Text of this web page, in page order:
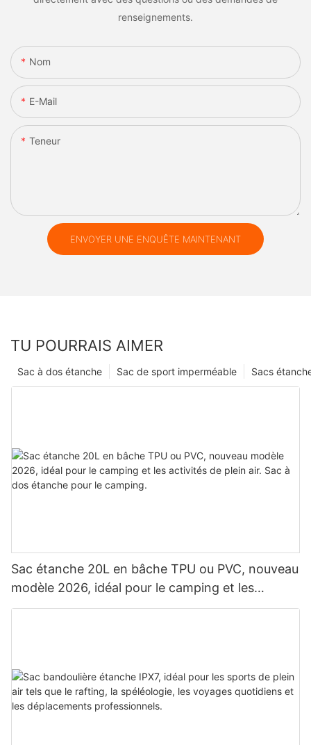
renseignements.
Nom
E-Mail
Teneur
ENVOYER UNE ENQUÊTE MAINTENANT
TU POURRAIS AIMER
Sacs
Sac de sport imperméable
Sac à dos étanche
Sac étanche 20L en bâche TPU ou PVC, nouveau
modèle 2026, idéal pour le camping et les
activités de plein air. Sac à dos étanche pour le